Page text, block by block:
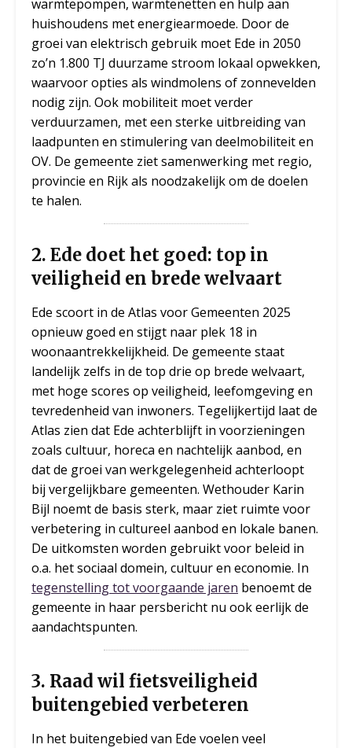
warmtepompen, warmtenetten en hulp aan
huishoudens met energiearmoede. Door de
groei van elektrisch gebruik moet Ede in 2050
zo’n 1.800 TJ duurzame stroom lokaal opwekken,
waarvoor opties als windmolens of zonnevelden
nodig zijn. Ook mobiliteit moet verder
verduurzamen, met een sterke uitbreiding van
laadpunten en stimulering van deelmobiliteit en
OV. De gemeente ziet samenwerking met regio,
provincie en Rijk als noodzakelijk om de doelen
te halen.
2. Ede doet het goed: top in
veiligheid en brede welvaart
Ede scoort in de Atlas voor Gemeenten 2025
opnieuw goed en stijgt naar plek 18 in
woonaantrekkelijkheid. De gemeente staat
landelijk zelfs in de top drie op brede welvaart,
met hoge scores op veiligheid, leefomgeving en
tevredenheid van inwoners. Tegelijkertijd laat de
Atlas zien dat Ede achterblijft in voorzieningen
zoals cultuur, horeca en nachtelijk aanbod, en
dat de groei van werkgelegenheid achterloopt
bij vergelijkbare gemeenten. Wethouder Karin
Bijl noemt de basis sterk, maar ziet ruimte voor
verbetering in cultureel aanbod en lokale banen.
De uitkomsten worden gebruikt voor beleid in
o.a. het sociaal domein, cultuur en economie. In
tegenstelling tot voorgaande jaren benoemt de
gemeente in haar persbericht nu ook eerlijk de
aandachtspunten.
3. Raad wil fietsveiligheid
buitengebied verbeteren
In het buitengebied van Ede voelen veel